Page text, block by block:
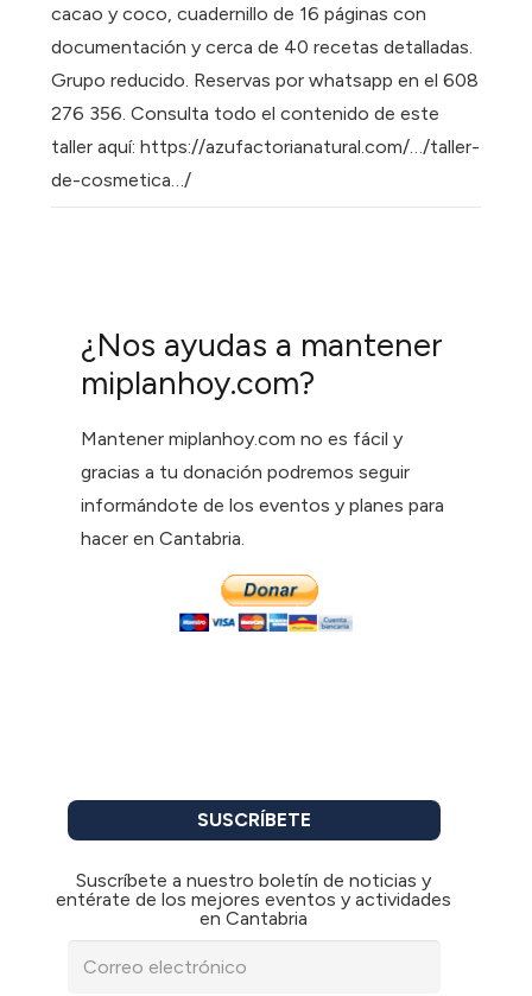
cacao y coco, cuadernillo de 16 páginas con
documentación y cerca de 40 recetas detalladas.
Grupo reducido. Reservas por whatsapp en el 608
276 356. Consulta todo el contenido de este
taller aquí: https://azufactorianatural.com/…/taller-
de-cosmetica…/
¿Nos ayudas a mantener
miplanhoy.com?
Mantener miplanhoy.com no es fácil y
gracias a tu donación podremos seguir
informándote de los eventos y planes para
hacer en Cantabria.
SUSCRÍBETE
Suscríbete a nuestro boletín de noticias y
entérate de los mejores eventos y actividades
en Cantabria